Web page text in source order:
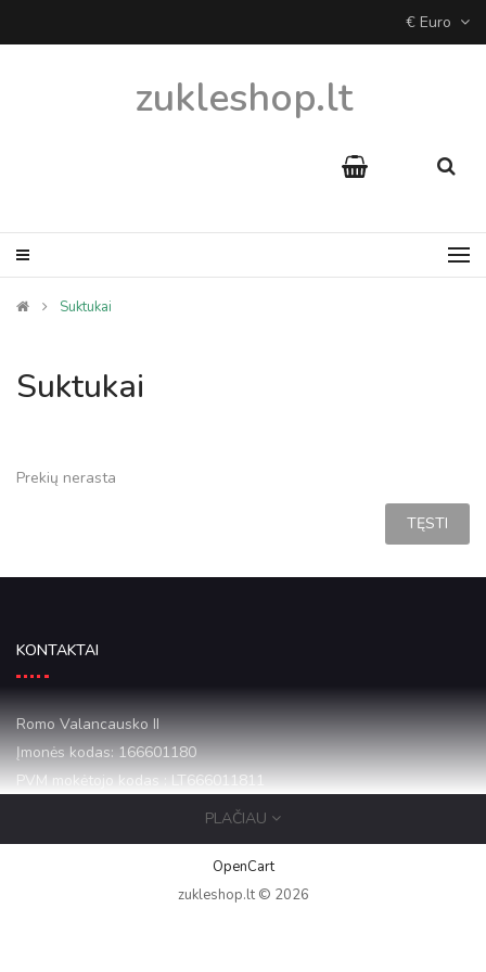
zukleshop.lt
Suktukai
Suktukai
Prekių nerasta
TĘSTI
KONTAKTAI
Romo Valancausko II
Įmonės kodas: 166601180
PVM mokėtojo kodas : LT666011811
Mazeikiai Draugystes 16-1
zukleshop12@gmail.com
PLAČIAU
OpenCart
zukleshop.lt © 2026